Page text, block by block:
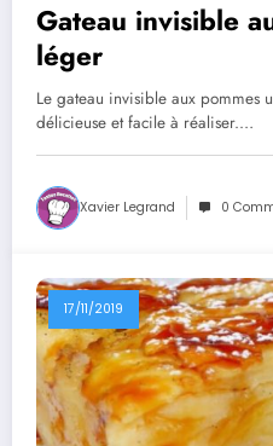
Gateau invisible
léger
Le gateau invisible aux pommes
délicieuse et facile à réaliser.…
Xavier Legrand 0
17/11/2019